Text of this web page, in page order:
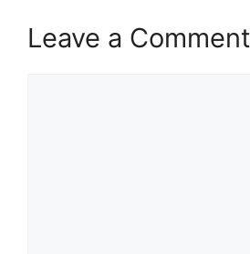
Leave a Comment